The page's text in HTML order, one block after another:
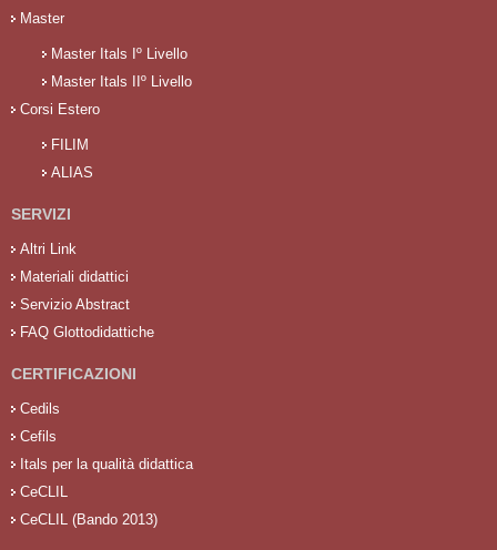
Master
Master Itals Iº Livello
Master Itals IIº Livello
Corsi Estero
FILIM
ALIAS
SERVIZI
Altri Link
Materiali didattici
Servizio Abstract
FAQ Glottodidattiche
CERTIFICAZIONI
Cedils
Cefils
Itals per la qualità didattica
CeCLIL
CeCLIL (Bando 2013)